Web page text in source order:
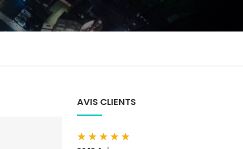
AVIS CLIENTS
★★★★★